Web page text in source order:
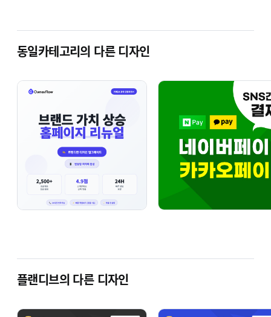
동일카테고리의 다른 디자인
플랜디브의 다른 디자인